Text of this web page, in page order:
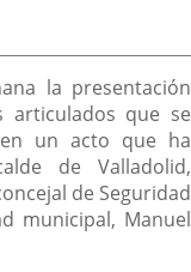
externa.
la presentación
articulados que se
en un acto que ha
de Valladolid,
de Seguridad
municipal, Manuel